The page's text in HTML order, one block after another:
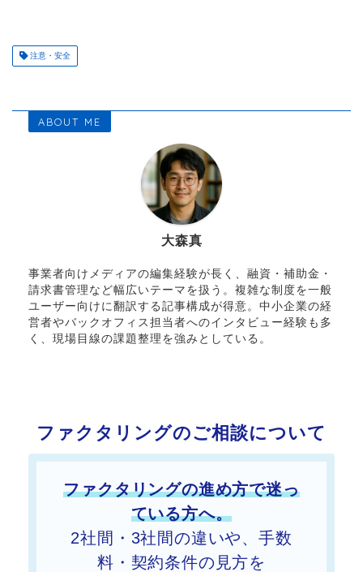
注意・安全
ABOUT ME
大森真
事業者向けメディアの編集経験が長く、融資・補助金・
請求書管理など幅広いテーマを扱う。複雑な制度を一般
ユーザー向けに翻訳する記事構成が得意。中小企業の経
営者やバックオフィス担当者へのインタビュー経験も多
く、現場目線の課題整理を強みとしている。
ファクタリングのご相談について
ファクタリングの進め方で迷っ
ている方へ。
2社間・3社間の違いや、手数
料・契約条件の見方を